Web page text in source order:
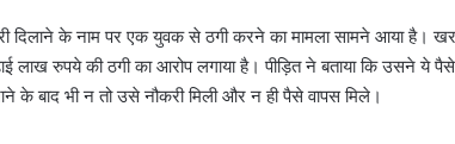
दिलाने के नाम पर एक युवक से ठगी करने का मामला सामने आया है।
लाख रुपये की ठगी का आरोप लगाया है। पीड़ित ने बताया कि उसने ये
के बाद भी न तो उसे नौकरी मिली और न ही पैसे वापस मिले।